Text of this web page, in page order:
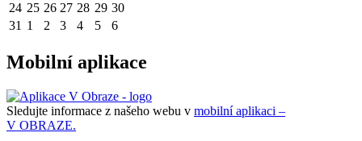
24 25 26 27 28 29 30
31 1 2 3 4 5 6
Mobilní aplikace
Sledujte informace z našeho webu v mobilní aplikaci –
V OBRAZE.